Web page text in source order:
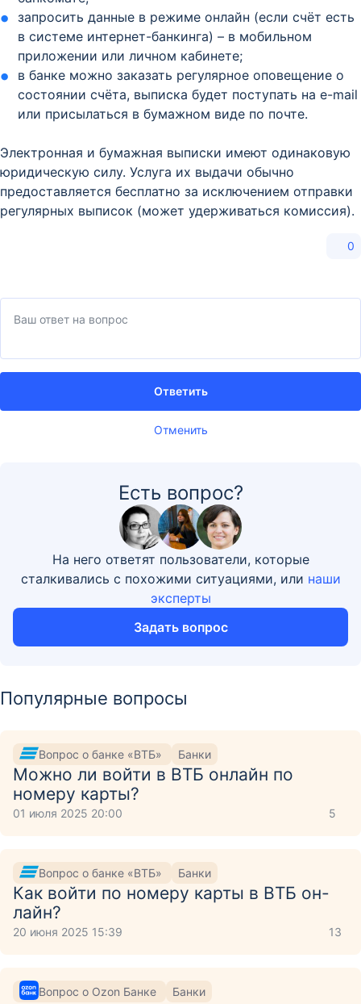
запросить данные в режиме онлайн (если счёт есть
в системе интернет-банкинга) – в мобильном
приложении или личном кабинете;
в банке можно заказать регулярное оповещение о
состоянии счёта, выписка будет поступать на e-mail
или присылаться в бумажном виде по почте.
Электронная и бумажная выписки имеют одинаковую
юридическую силу. Услуга их выдачи обычно
предоставляется бесплатно за исключением отправки
регулярных выписок (может удерживаться комиссия).
0
Отменить
Ответить
Есть вопрос?
На него ответят пользователи, которые
сталкивались с похожими ситуациями, или наши
эксперты
Задать вопрос
Популярные вопросы
Вопрос о банке «ВТБ» Банки
Можно ли войти в ВТБ онлайн по
номеру карты?
01 июля 2025 20:00 5
Вопрос о банке «ВТБ» Банки
Как войти по номеру карты в ВТБ он-
лайн?
20 июня 2025 15:39 13
Вопрос о Ozon Банке Банки